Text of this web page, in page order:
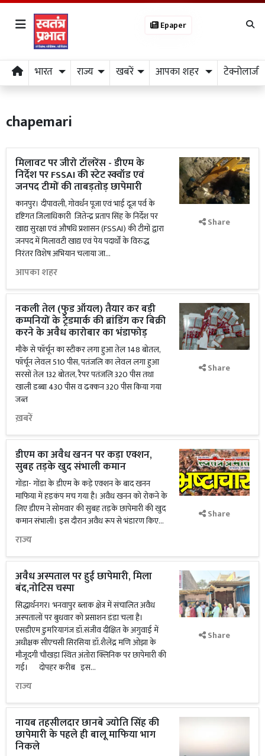
Epaper
भारत राज्य खबरें आपका शहर टेक्नोलाजी
chapemari
मिलावट पर जीरो टॉलरेंस - डीएम के
निर्देश पर FSSAI की स्टेट स्क्वॉड एवं
जनपद टीमों की ताबड़तोड़ छापेमारी
कानपुर। दीपावली, गोवर्धन पूजा एवं भाई दूज पर्व के
दृष्टिगत जिलाधिकारी जितेन्द्र प्रताप सिंह के निर्देश पर
खाद्य सुरक्षा एवं औषधि प्रशासन (FSSAI) की टीमों द्वारा
जनपद में मिलावटी खाद्य एवं पेय पदार्थों के विरुद्ध
निरंतर विशेष अभियान चलाया जा...
आपका शहर
Share
नकली तेल (फुड ऑयल) तैयार कर बड़ी
कम्पनियों के ट्रेडमार्क की ब्रांडिंग कर बिक्री
करने के अवैध कारोबार का भंडाफोड़
मौके से फॉर्चून का स्टीकर लगा हुआ तेल 148 बोतल,
फॉर्चून लेवल 510 पीस, पतंजलि का लेवल लगा हुआ
सरसों तेल 132 बोतल, रैपर पतंजलि 320 पीस तथा
खाली डब्बा 430 पीस व ढक्कन 320 पीस किया गया
जब्त
ख़बरें
Share
डीएम का अवैध खनन पर कड़ा एक्शन,
सुबह तड़के खुद संभाली कमान
गोंडा- गोंडा के डीएम के कड़े एक्शन के बाद खनन
माफिया में हड़कंप मच गया है। अवैध खनन को रोकने के
लिए डीएम ने सोमवार की सुबह तड़के छापेमारी की खुद
कमान संभाली। इस दौरान अवैध रूप से भंडारण किए...
राज्य
Share
अवैध अस्पताल पर हुई छापेमारी, मिला
बंद,नोटिस चस्पा
सिद्धार्थनगर। भनवापुर ब्लाक क्षेत्र में संचालित अवैध
अस्पतालों पर बुधवार को प्रसाशन डंडा चला है।
एसडीएम डुमरियागंज डॉ.संजीव दीक्षित के अगुवाई में
अधीक्षक सीएचसी सिरसिया डॉ.शैलेंद्र मणि ओझा के
मौजूदगी चौखड़ा स्थित अंतोरा क्लिनिक पर छापेमारी की
गई। दोपहर करीब इस...
राज्य
Share
नायब तहसीलदार छानबे ज्योति सिंह की
छापेमारी के पहले ही बालू माफिया भाग
निकले